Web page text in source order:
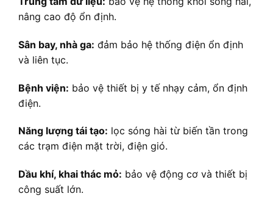
nâng cao độ ổn định.
Sân bay, nhà ga: đảm bảo hệ thống điện ổn định
và liên tục.
Bệnh viện: bảo vệ thiết bị y tế nhạy cảm, ổn định
điện.
Năng lượng tái tạo: lọc sóng hài từ biến tần trong
các trạm điện mặt trời, điện gió.
Dầu khí, khai thác mỏ: bảo vệ động cơ và thiết bị
công suất lớn.